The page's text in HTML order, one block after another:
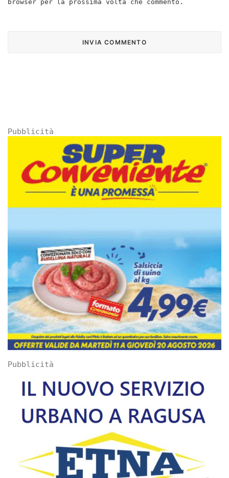
browser per la prossima volta che commento.
Pubblicità
Pubblicità